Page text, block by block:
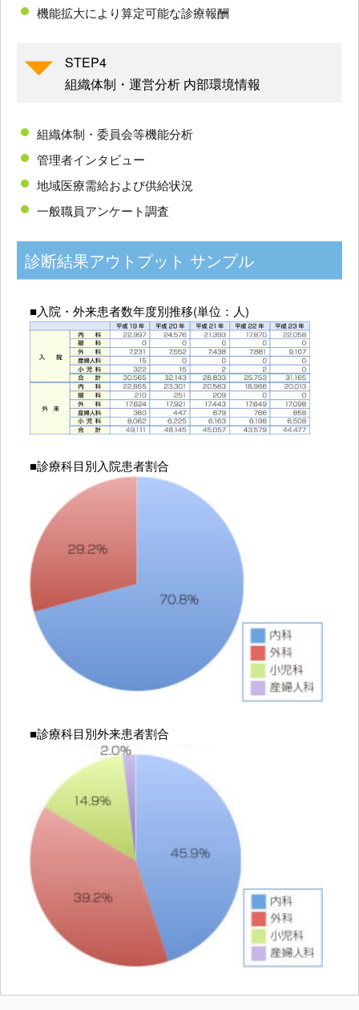
機能拡大により算定可能な診療報酬
STEP4
組織体制・運営分析 内部環境情報
組織体制・委員会等機能分析
管理者インタビュー
地域医療需給および供給状況
一般職員アンケート調査
診断結果アウトプット サンプル
■入院・外来患者数年度別推移(単位：人)
■診療科目別入院患者割合
■診療科目別外来患者割合